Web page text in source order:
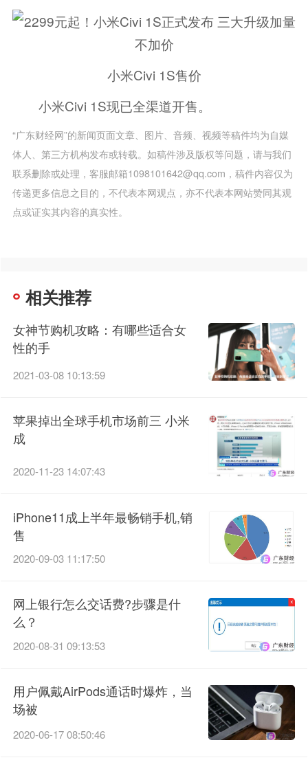
小米Civi 1S售价
小米Civi 1S现已全渠道开售。
“广东财经网”的新闻页面文章、图片、音频、视频等稿件均为自媒
体人、第三方机构发布或转载。如稿件涉及版权等问题，请与我们
联系删除或处理，客服邮箱1098101642@qq.com，稿件内容仅为
传递更多信息之目的，不代表本网观点，亦不代表本网站赞同其观
点或证实其内容的真实性。
相关推荐
女神节购机攻略：有哪些适合女
性的手
2021-03-08 10:13:59
苹果掉出全球手机市场前三 小米
成
2020-11-23 14:07:43
iPhone11成上半年最畅销手机,销
售
2020-09-03 11:17:50
网上银行怎么交话费?步骤是什
么？
2020-08-31 09:13:53
用户佩戴AirPods通话时爆炸，当
场被
2020-06-17 08:50:46